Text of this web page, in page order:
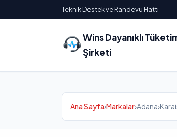
Teknik Destek ve Randevu Hattı
Wins Dayanıklı
Şirketi
Ana Sayfa›Markalar›Adana›